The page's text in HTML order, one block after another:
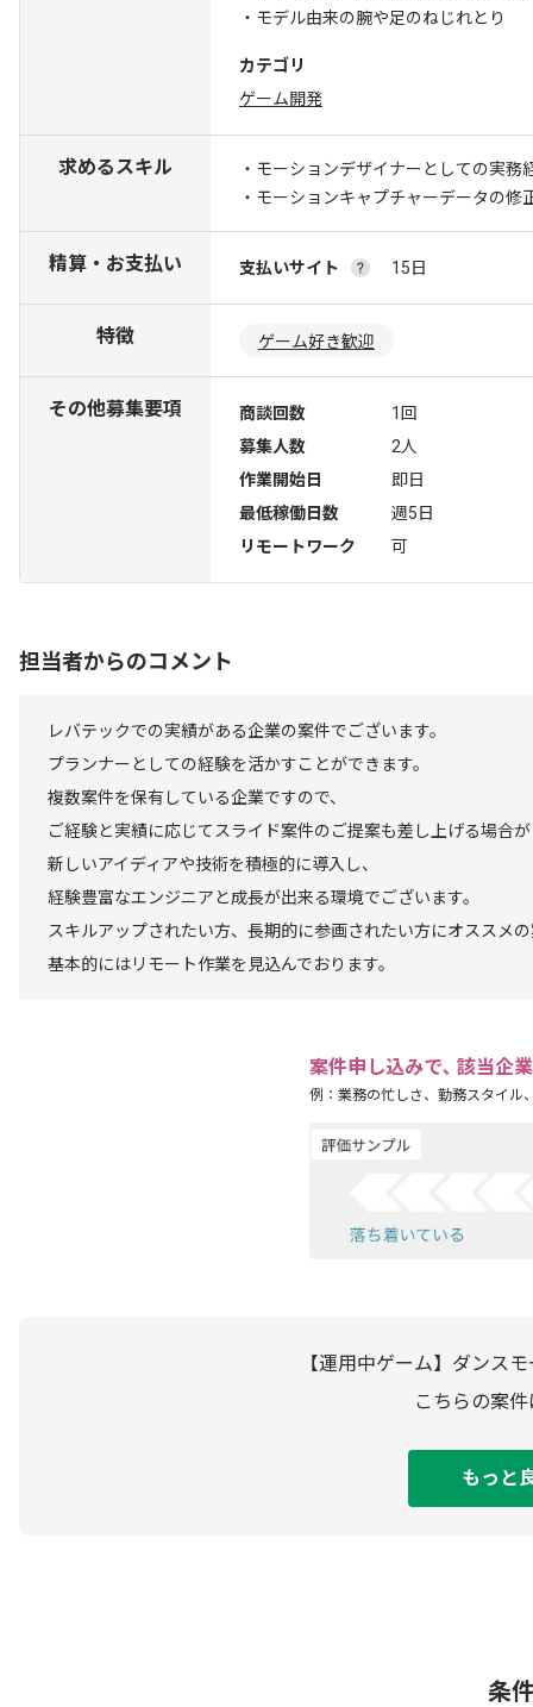
・モデル由来の腕や足のねじれとり
カテゴリ
ゲーム開発
求めるスキル
・モーションデザイナーとしての実務
・モーションキャプチャーデータの修
精算・お支払い 支払いサイト 15日
特徴 ゲーム好き歓迎
その他募集要項 商談回数
1回
募集人数
2人
作業開始日
即日
最低稼働日数
週5日
リモートワーク
可
担当者からのコメント
レバテックでの実績がある企業の案件でございます。
プランナーとしての経験を活かすことができます。
複数案件を保有している企業ですので、
ご経験と実績に応じてスライド案件のご提案も差し上げる場合
新しいアイディアや技術を積極的に導入し、
経験豊富なエンジニアと成長が出来る環境でございます。
スキルアップされたい方、長期的に参画されたい方にオススメ
基本的にはリモート作業を見込んでおります。
案件申し込みで､ 該当企
例：業務の忙しさ、勤務スタイル
【運用中ゲーム】ダンス
こちらの案
もっと
条